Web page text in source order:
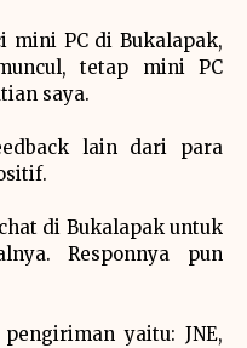
mini PC di Bukalapak,
tetap mini PC
saya.
lain dari para
di Bukalapak untuk
Responnya pun
yaitu: JNE,